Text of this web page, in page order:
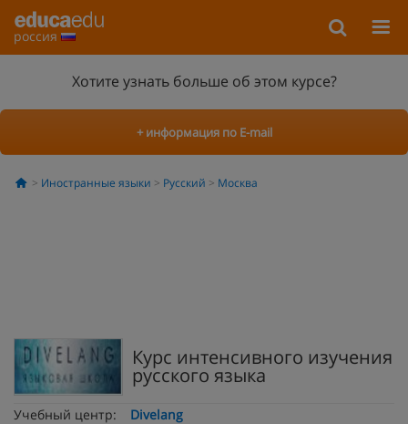
россия
Хотите узнать больше об этом курсе?
+ информация по E-mail
Иностранные языки Русский Москва
Курс интенсивного изучения
русского языка
Учебный центр:
Divelang